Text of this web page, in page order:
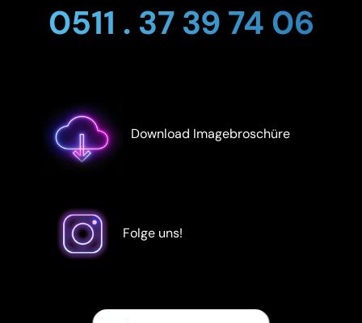
0511 . 37 39 74 06
Download Imagebroschüre
Folge uns!